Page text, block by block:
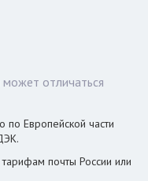
отличаться
Европейской части
почты России или